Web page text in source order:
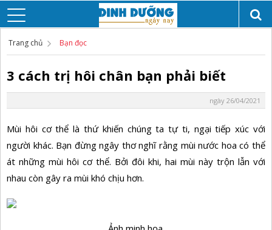
Trang chủ Bạn đọc
3 cách trị hôi chân bạn phải biết
ngày 26/04/2021
Mùi hôi cơ thể là thứ khiến chúng ta tự ti, ngại tiếp xúc với
người khác. Bạn đừng ngây thơ nghĩ rằng mùi nước hoa có thể
át những mùi hôi cơ thể. Bởi đôi khi, hai mùi này trộn lẫn với
nhau còn gây ra mùi khó chịu hơn.